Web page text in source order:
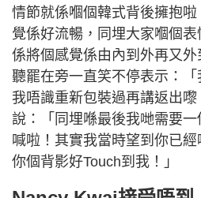
情節就係嗰個韓式背後擁抱
覺係好流暢，同埋大家嗰個
係將個感覺係由內到外再又
聽罷在旁一直笑不停表示：
我唔識重新包裝過再講返出
說：「同埋喺最後我哋需要
喊啦！其實我當時望到你已
你個背影好Touch到我！」